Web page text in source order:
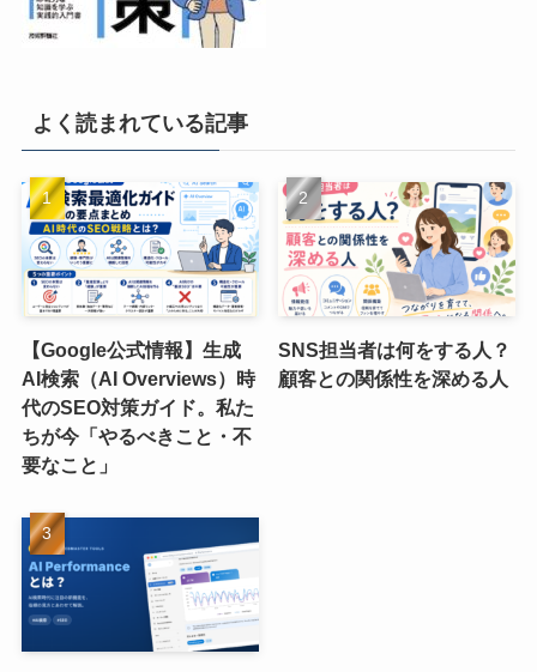
よく読まれている記事
【Google公式情報】生成
AI検索（AI Overviews）時
代のSEO対策ガイド。私た
ちが今「やるべきこと・不
要なこと」
SNS担当者は何をする人？
顧客との関係性を深める人